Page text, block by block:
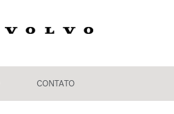
CONTATO